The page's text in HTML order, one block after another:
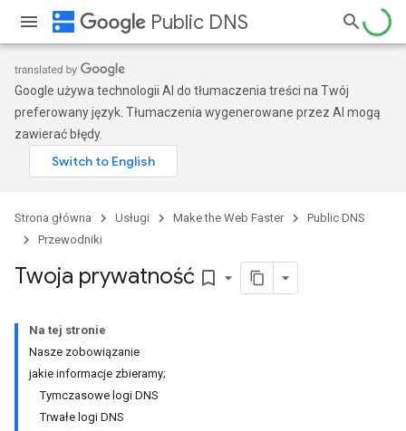
dns Public DNS
Google używa technologii AI do tłumaczenia treści na Twój
preferowany język. Tłumaczenia wygenerowane przez AI mogą
zawierać błędy.
Strona główna Usługi Make the Web Faster
Public DNS
Przewodniki
Twoja prywatność bookmark_border
Na tej stronie
Nasze zobowiązanie
jakie informacje zbieramy;
Tymczasowe logi DNS
Trwałe logi DNS